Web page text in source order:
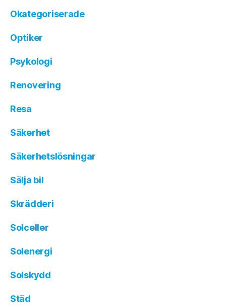
Okategoriserade
Optiker
Psykologi
Renovering
Resa
Säkerhet
Säkerhetslösningar
Sälja bil
Skrädderi
Solceller
Solenergi
Solskydd
Städ